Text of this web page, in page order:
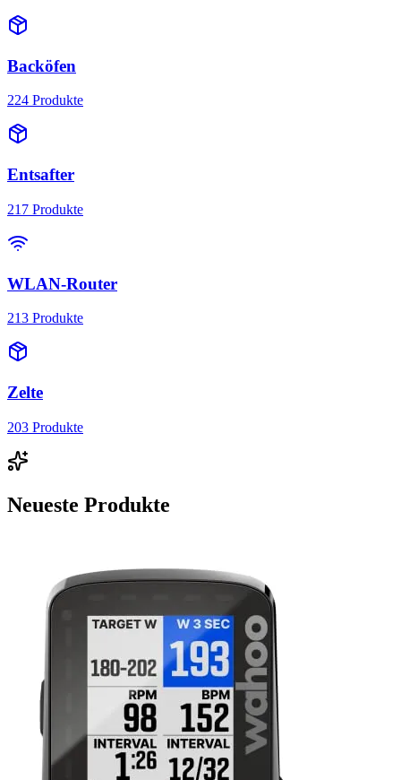
Backöfen
224 Produkte
Entsafter
217 Produkte
WLAN-Router
213 Produkte
Zelte
203 Produkte
Neueste Produkte